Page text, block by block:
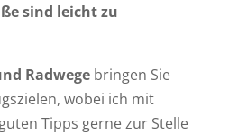
sind leicht zu
Radwegebringen Sie
wobei ich mit
Tipps gerne zur Stelle